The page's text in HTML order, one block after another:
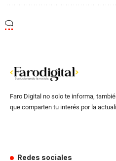
Faro Digital no solo te informa,
que comparten tu interés por la
Redes sociales